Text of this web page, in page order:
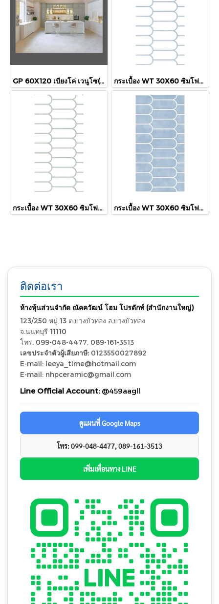
GP 60X120 เบียงโค่ เวนูโซ(HYG)NAT R/T PM กระเบื้อง WT 30X60 ซิมโฟนี ไลน์ ฟ้า (HYG) R/T PM
กระเบื้อง WT 30X60 ซิมโฟนี ไลน์ เบซิล (HYG) R/T PM กระเบื้อง WT 30X60 ซิมโฟนี ฟ้า (HYG) R/T PM
ติดต่อเรา
ห้างหุ้นส่วนจำกัด ณัคควัฒน์ โฮม โปรดักท์ (สำนักงานใหญ่)
123/250 หมู่ 13 ต.บางบัวทอง อ.บางบัวทอง
จ.นนทบุรี 11110
โทร. 099-048-4477, 089-161-3513
เลขประจำตัวผู้เสียภาษี: 0123550027892
E-mail: leeya_time@hotmail.com
E-mail: nhpceramic@gmail.com
Line Official Account:@459aagll
ดูแผนที่ Google Maps
โทร: 099-048-4477, 089-161-3513
เพิ่มเพื่อนทาง LINE